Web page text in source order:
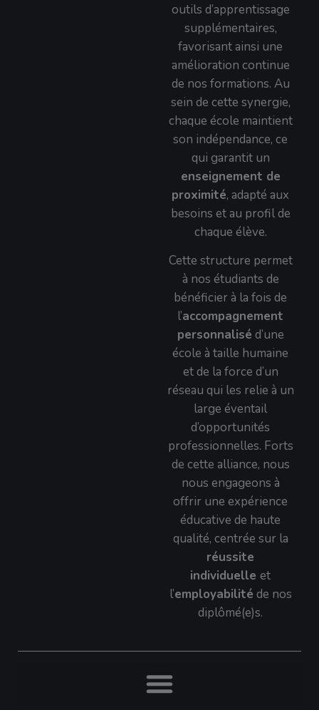
outils d’apprentissage
supplémentaires,
favorisant ainsi une
amélioration continue
de nos formations. Au
sein de cette synergie,
chaque école maintient
son indépendance, ce
qui garantit un
enseignement de
proximité, adapté aux
besoins et au profil de
chaque élève.
Cette structure permet
à nos étudiants de
bénéficier à la fois de
l’accompagnement
personnalisé d’une
école à taille humaine
et de la force d’un
réseau qui les relie à un
large éventail
d’opportunités
professionnelles. Forts
de cette alliance, nous
nous engageons à
offrir une expérience
éducative de haute
qualité, centrée sur la
réussite
individuelle et
l’employabilité de nos
diplômé(e)s.